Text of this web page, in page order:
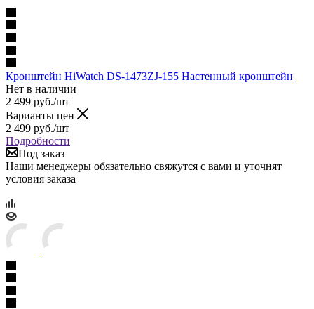
Кронштейн HiWatch DS-1473ZJ-155 Настенный кронштейн
Нет в наличии
2 499 руб./шт
Варианты цен
2 499 руб./шт
Подробности
Под заказ
Наши менеджеры обязательно свяжутся с вами и уточнят
условия заказа